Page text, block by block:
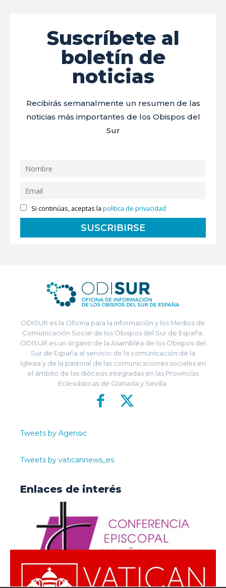
Suscríbete al
boletín de
noticias
Recibirás semanalmente un resumen de las
noticias más importantes de los Obispos del
Sur
Si continúas, aceptas lapolítica de privacidad
ODISUR es la Oficina para la Información y los Medios de
Comunicación Social de los Obispos del Sur de España.
ODISUR es un órgano de la Asamblea de los Obispos del
Sur de España al servicio de la comunicación de la
Iglesia y de la pastoral de las comunicaciones sociales en
el ámbito de las diócesis integradas en las Provincias
Eclesiásticas de Granada y Sevilla.
Tweets by Agensic
Tweets by vaticannews_es
Enlaces de interés